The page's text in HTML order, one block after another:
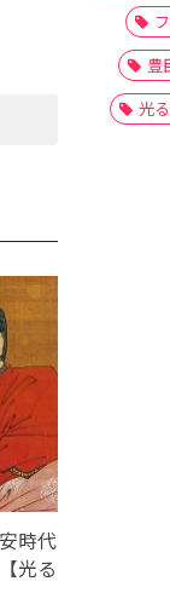
時代
光る
豊
光